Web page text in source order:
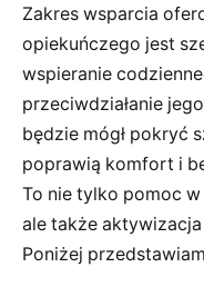
Zakres wsparcia
opiekuńczego jest
wspieranie
przeciwdziałanie
będzie mógł pokryć
poprawią komfort i
To nie tylko pomoc
ale także
Poniżej